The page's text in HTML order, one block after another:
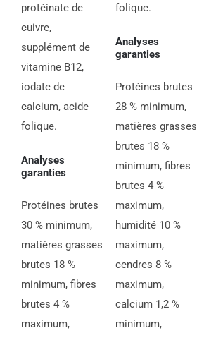
protéinate de
cuivre,
supplément de
vitamine B12,
iodate de
calcium, acide
folique.
Analyses
garanties
Protéines brutes
30 % minimum,
matières grasses
brutes 18 %
minimum, fibres
brutes 4 %
maximum,
folique.
Analyses
garanties
Protéines brutes
28 % minimum,
matières grasses
brutes 18 %
minimum, fibres
brutes 4 %
maximum,
humidité 10 %
maximum,
cendres 8 %
maximum,
calcium 1,2 %
minimum,